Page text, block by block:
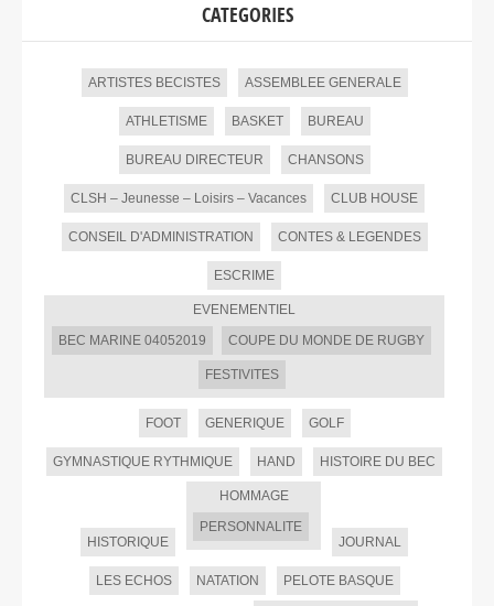
CATEGORIES
ARTISTES BECISTES ASSEMBLEE GENERALE
ATHLETISME BASKET BUREAU
BUREAU DIRECTEUR CHANSONS
CLSH – Jeunesse – Loisirs – Vacances CLUB HOUSE
CONSEIL D'ADMINISTRATION CONTES & LEGENDES
ESCRIME
EVENEMENTIEL
BEC MARINE 04052019
COUPE DU MONDE DE RUGBY
FESTIVITES
FOOT GENERIQUE GOLF
GYMNASTIQUE RYTHMIQUE HAND HISTOIRE DU BEC
HISTORIQUE
HOMMAGE
PERSONNALITE
JOURNAL
LES ECHOS NATATION PELOTE BASQUE